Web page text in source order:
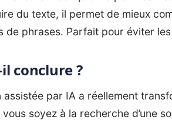
du texte, il permet de mieux
de phrases. Parfait pour éviter
conclure ?
par IA a réellement
vous soyez à la recherche d’une